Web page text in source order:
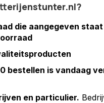
die aangegeven
bestellen is vandaag
en particulier.